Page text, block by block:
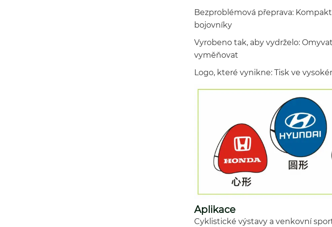
Bezproblémová přeprava:
bojovníky
Vyrobeno tak, aby vydrželo:
vyměňovat
Logo, které vynikne: Tisk ve
Aplikace
Cyklistické výstavy a venkovní